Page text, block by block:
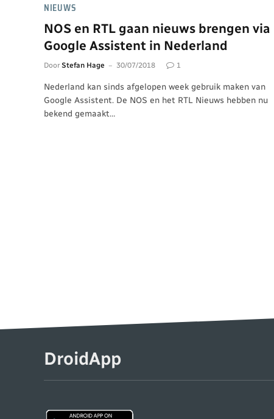
NIEUWS
NOS en RTL gaan nieuws brengen via
Google Assistent in Nederland
Door Stefan Hage 30/07/2018 1
Nederland kan sinds afgelopen week gebruik maken van
Google Assistent. De NOS en het RTL Nieuws hebben nu
bekend gemaakt…
DroidApp